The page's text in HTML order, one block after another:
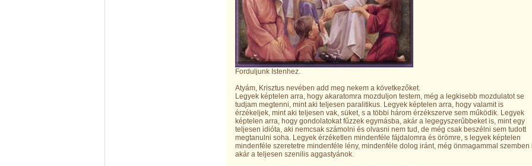
Forduljunk Istenhez.
Atyám, Krisztus nevében add meg nekem a következőket.
Legyek képtelen arra, hogy akaratomra mozduljon testem, még a legkisebb mozdulatot se
tudjam megtenni, mint aki teljesen paralitikus. Legyek képtelen arra, hogy valamit is
érzékeljek, mint aki teljesen vak, süket, s a többi három érzékszerve sem működik. Legyek
képtelen arra, hogy gondolatokat fűzzek egymásba, akár a legegyszerűbbeket is, mint egy
teljesen idióta, aki nemcsak számolni és olvasni nem tud, de még csak beszélni sem tudott
megtanulni soha. Legyek érzéketlen mindenféle fájdalomra és örömre, s legyek képtelen
mindenféle szeretetre mindenféle lény, mindenféle dolog iránt, még önmagammal szemben
akár a teljesen szenilis aggastyánok.